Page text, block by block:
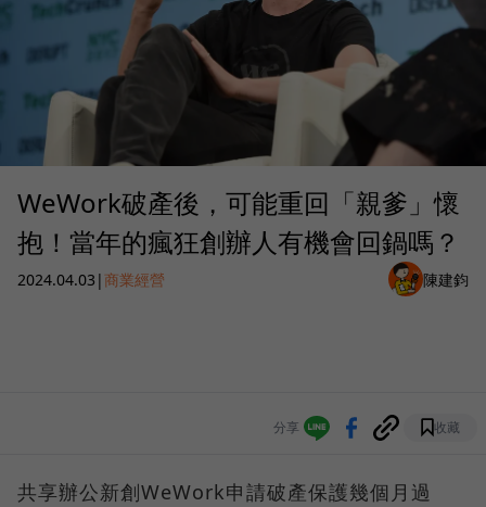
WeWork破產後，可能重回「親爹」懷
抱！當年的瘋狂創辦人有機會回鍋嗎？
2024.04.03 |商業經營 陳建鈞
分享 收藏
共享辦公新創WeWork申請破產保護幾個月過